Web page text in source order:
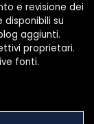
e revisione dei
su
aggiunti.
proprietari.
fonti.